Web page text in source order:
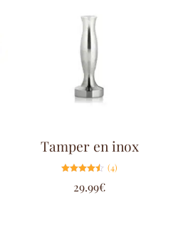
Tamper en inox
4.50
sur 5
(4)
29.99€